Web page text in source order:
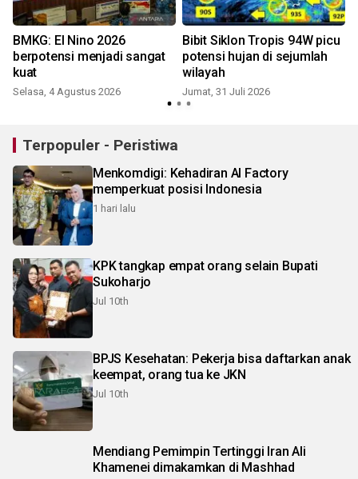
BMKG: El Nino 2026
berpotensi menjadi sangat
kuat
Selasa, 4 Agustus 2026
Bibit Siklon Tropis 94W picu
potensi hujan di sejumlah
wilayah
Jumat, 31 Juli 2026
Terpopuler - Peristiwa
Menkomdigi: Kehadiran AI Factory
memperkuat posisi Indonesia
1 hari lalu
KPK tangkap empat orang selain Bupati
Sukoharjo
Jul 10th
BPJS Kesehatan: Pekerja bisa daftarkan anak
keempat, orang tua ke JKN
Jul 10th
Mendiang Pemimpin Tertinggi Iran Ali
Khamenei dimakamkan di Mashhad